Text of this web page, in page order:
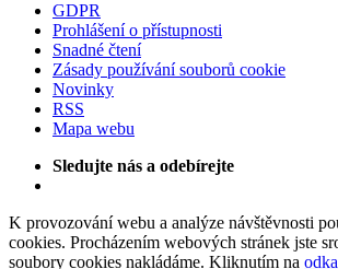
GDPR
Prohlášení o přístupnosti
Snadné čtení
Zásady používání souborů cookie
Novinky
RSS
Mapa webu
Sledujte nás a odebírejte
K provozování webu a analýze návštěvnosti
cookies. Procházením webových stránek jste
soubory cookies nakládáme. Kliknutím na